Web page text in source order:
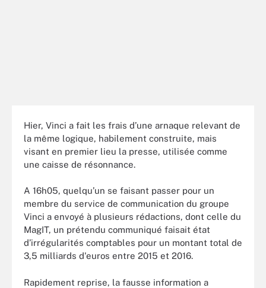
Hier, Vinci a fait les frais d’une arnaque relevant de
la même logique, habilement construite, mais
visant en premier lieu la presse, utilisée comme
une caisse de résonnance.
A 16h05, quelqu’un se faisant passer pour un
membre du service de communication du groupe
Vinci a envoyé à plusieurs rédactions, dont celle du
MagIT, un prétendu communiqué faisait état
d’irrégularités comptables pour un montant total de
3,5 milliards d'euros entre 2015 et 2016.
Rapidement reprise, la fausse information a